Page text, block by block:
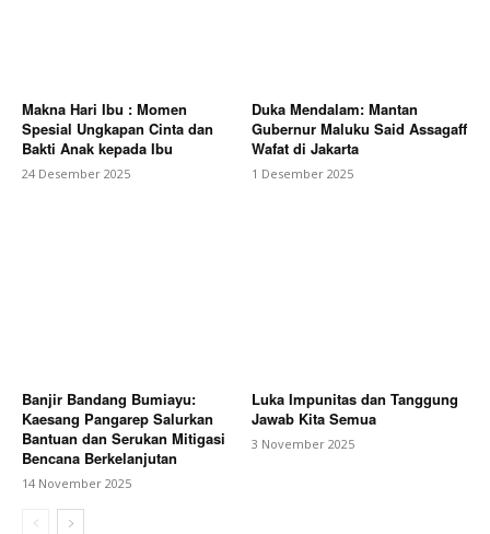
Makna Hari Ibu : Momen
Spesial Ungkapan Cinta dan
Bakti Anak kepada Ibu
24 Desember 2025
Duka Mendalam: Mantan
Gubernur Maluku Said Assagaff
Wafat di Jakarta
1 Desember 2025
Banjir Bandang Bumiayu:
Kaesang Pangarep Salurkan
Bantuan dan Serukan Mitigasi
Bencana Berkelanjutan
14 November 2025
Luka Impunitas dan Tanggung
Jawab Kita Semua
3 November 2025